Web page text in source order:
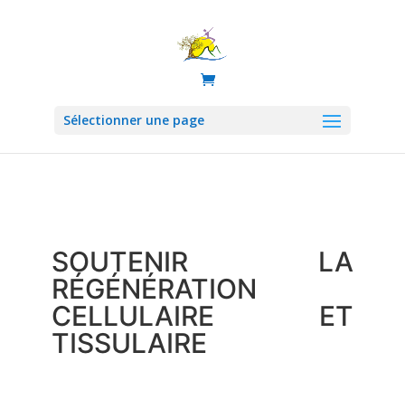
Sélectionner une page
SOUTENIR LA
RÉGÉNÉRATION
CELLULAIRE ET
TISSULAIRE